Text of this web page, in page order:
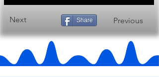
Next Share Previous